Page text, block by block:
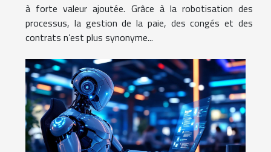
à forte valeur ajoutée. Grâce à la robotisation des
processus, la gestion de la paie, des congés et des
contrats n’est plus synonyme...